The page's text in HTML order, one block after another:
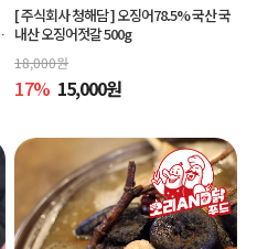
[ 주식회사 청해담 ]오징어78.5% 국산 국
내산 오징어젓갈 500g
18,000원
17% 15,000원